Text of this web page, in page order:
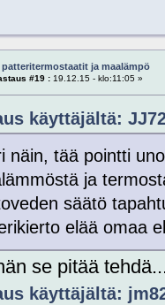
patteritermostaatit ja maalämpö
#19 :19.12.15 - klo:11:05 »
käyttäjältä:
näin, tää pointti
ja
säätö
elää omaa
se pitää
käyttäjältä: